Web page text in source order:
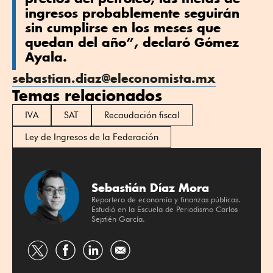
ingresos probablemente seguirán
sin cumplirse en los meses que
quedan del año”, declaró Gómez
Ayala.
sebastian.diaz@eleconomista.mx
Temas relacionados
IVA SAT
Recaudación fiscal
Ley de Ingresos de la Federación
Sebastián Díaz Mora
Reportero de economía y finanzas públicas.
Estudió en la Escuela de Periodismo Carlos
Septién García.
CompartirCompartirCompartir